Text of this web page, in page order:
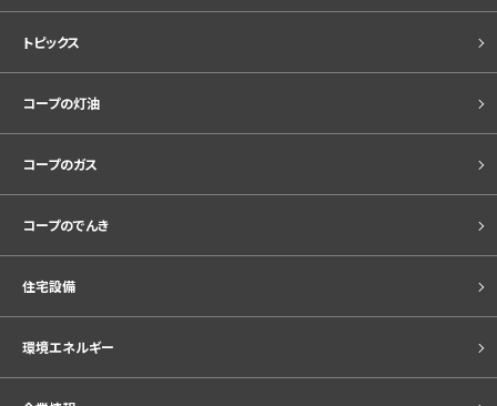
トピックス
コープの灯油
コープのガス
コープのでんき
住宅設備
環境エネルギー